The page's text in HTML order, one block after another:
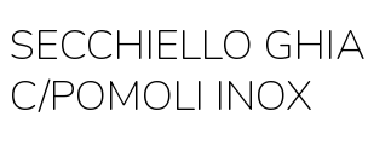
SECCHIELLO
C/POMOLI INOX